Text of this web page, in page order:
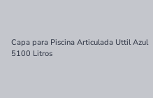
Capa para Piscina Articulada Uttil Azul
5100 Litros